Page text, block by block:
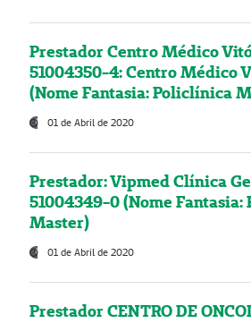
Prestador Centro Médico
51004350-4: Centro Médico
(Nome Fantasia: Policlínica
01 de Abril de 2020
Prestador: Vipmed Clínica
51004349-0 (Nome
Master)
01 de Abril de 2020
Prestador CENTRO DE